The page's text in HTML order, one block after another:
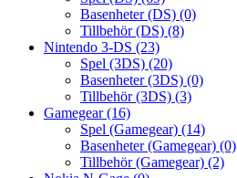
Basenheter (DS) (0)
Tillbehör (DS) (8)
Nintendo 3-DS (23)
Spel (3DS) (20)
Basenheter (3DS) (0)
Tillbehör (3DS) (3)
Gamegear(16)
Spel (Gamegear) (14)
Basenheter (Gamegear) (0)
Tillbehör (Gamegear) (2)